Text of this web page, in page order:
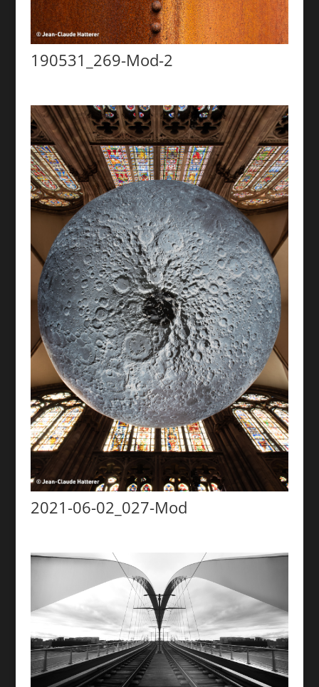
190531_269-Mod-2
2021-06-02_027-Mod